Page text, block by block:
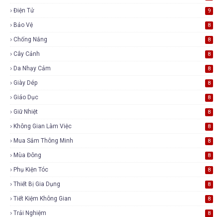
Điện Tử 9
Bảo Vệ 8
Chống Nắng 8
Cây Cảnh 8
Da Nhạy Cảm 8
Giày Dép 8
Giáo Dục 8
Giữ Nhiệt 8
Không Gian Làm Việc 8
Mua Sắm Thông Minh 8
Mùa Đông 8
Phụ Kiện Tóc 8
Thiết Bị Gia Dụng 8
Tiết Kiệm Không Gian 8
Trải Nghiệm 8